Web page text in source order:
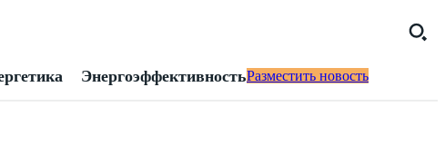
ЭнергоэффективностьРазместить новость